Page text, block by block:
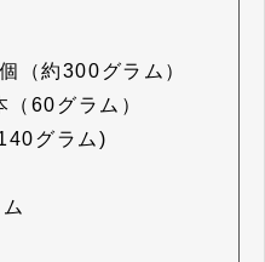
（約300グラム）
60グラム）
グラム)